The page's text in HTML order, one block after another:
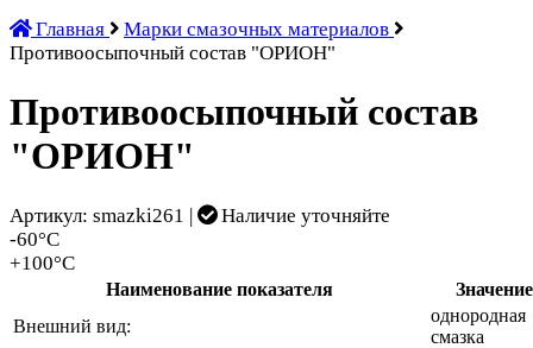
Главная
Марки смазочных материалов
Противоосыпочный состав "ОРИОН"
Противоосыпочный состав
"ОРИОН"
Артикул: smazki261 |
Наличие уточняйте
-60°С
+100°С
Наименование показателя
Значение
Внешний вид:
однородная
смазка